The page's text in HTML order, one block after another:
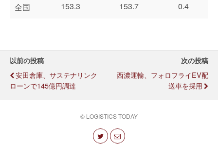
全国 153.3 153.7 0.4
以前の投稿
安田倉庫、サステナリンク
ローンで145億円調達
次の投稿
西濃運輸、フォロフライEV配
送車を採用
© LOGISTICS TODAY